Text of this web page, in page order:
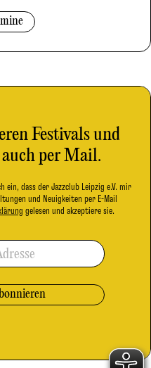
Festivals und
per Mail.
ein, dass der Jazzclub Leipzig e.V. mir
und Neuigkeiten per E-Mail
gelesen und akzeptiere sie.